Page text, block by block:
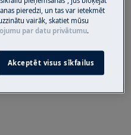
pieredzi, un tas var ietekmēt
vairāk, skatiet mūsu
par datu privātumu.
Akceptēt visus sīkfailus